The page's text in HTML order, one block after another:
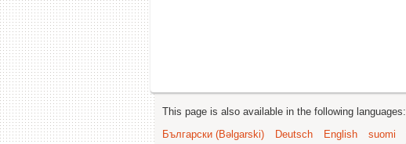
This page is also available in the following languages:
Български (Bəlgarski)
Deutsch English suomi